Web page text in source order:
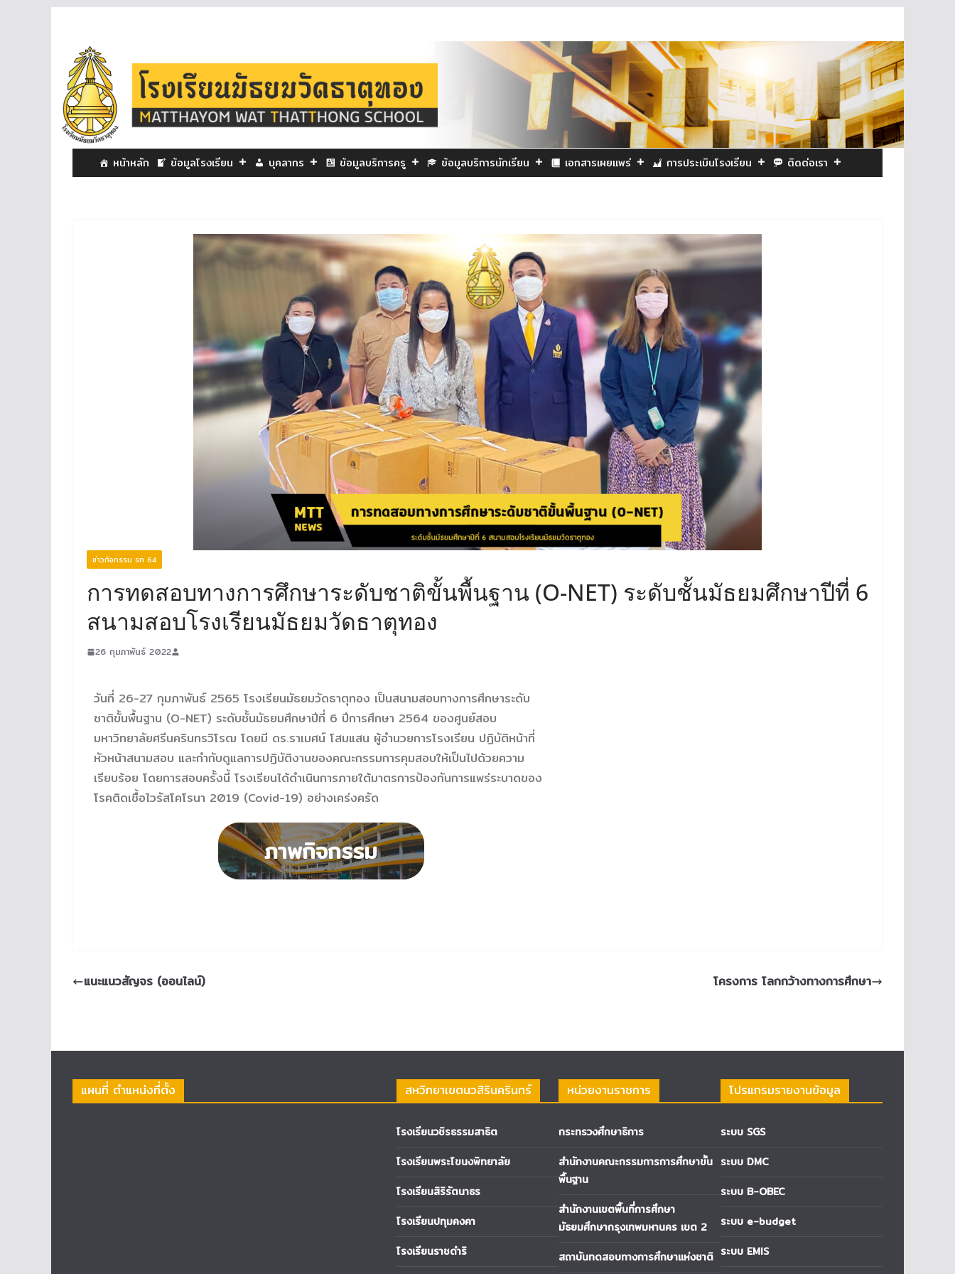
หน้าหลัก ข้อมูลโรงเรียน บุคลากร ข้อมูลบริการครู ข้อมูลบริการนักเรียน เอกสารเผยแพร่ การประเมินโรงเรียน ติดต่อเรา
ข่าวกิจกรรม ธท 64
การทดสอบทางการศึกษาระดับชาติขั้นพื้นฐาน (O-NET) ระดับชั้นมัธยมศึกษาปีที่ 6
สนามสอบโรงเรียนมัธยมวัดธาตุทอง
26 กุมภาพันธ์ 2022
วันที่ 26-27 กุมภาพันธ์ 2565 โรงเรียนมัธยมวัดธาตุทอง เป็นสนามสอบทางการศึกษาระดับ
ชาติขั้นพื้นฐาน (O-NET) ระดับชั้นมัธยมศึกษาปีที่ 6 ปีการศึกษา 2564 ของศูนย์สอบ
มหาวิทยาลัยศรีนครินทรวิโรฒ โดยมี ดร.ราเมศน์ โสมแสน ผู้อำนวยการโรงเรียน ปฏิบัติหน้าที่
หัวหน้าสนามสอบ และกำกับดูแลการปฏิบัติงานของคณะกรรมการคุมสอบให้เป็นไปด้วยความ
เรียบร้อย โดยการสอบครั้งนี้ โรงเรียนได้ดำเนินการภายใต้มาตรการป้องกันการแพร่ระบาดของ
โรคติดเชื้อไวรัสโคโรนา 2019 (Covid-19) อย่างเคร่งครัด
แนะแนวสัญจร (ออนไลน์) โครงการ โลกกว้างทางการศึกษา
แผนที่ ตำแหน่งที่ตั้ง สหวิทยาเขตนวสิรินครินทร์
โรงเรียนวชิรธรรมสาธิต
โรงเรียนพระโขนงพิทยาลัย
โรงเรียนสิริรัตนาธร
โรงเรียนปทุมคงคา
โรงเรียนราชดำริ
หน่วยงานราชการ
กระทรวงศึกษาธิการ
สำนักงานคณะกรรมการการศึกษาขั้น
พื้นฐาน
สำนักงานเขตพื้นที่การศึกษา
มัธยมศึกษากรุงเทพมหานคร เขต 2
สถาบันทดสอบทางการศึกษาแห่งชาติ
โปรแกรมรายงานข้อมูล
ระบบ SGS
ระบบ DMC
ระบบ B-OBEC
ระบบ e-budget
ระบบ EMIS